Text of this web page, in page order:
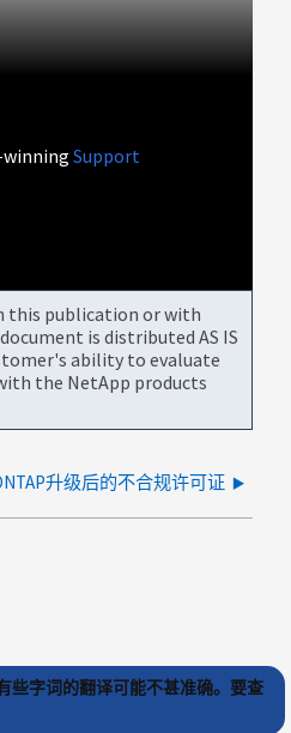
winningSupport
this publication or with
is distributed AS IS
ability to evaluate
the NetApp products
升级后的不合规许可证
些字词的翻译可能不甚准确。要查